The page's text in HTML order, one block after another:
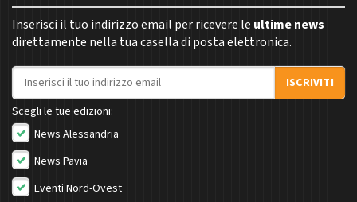
Inserisci il tuo indirizzo email per ricevere le ultime news
direttamente nella tua casella di posta elettronica.
Indirizzo email
ISCRIVITI
Scegli le tue edizioni:
News Alessandria
News Pavia
Eventi Nord-Ovest